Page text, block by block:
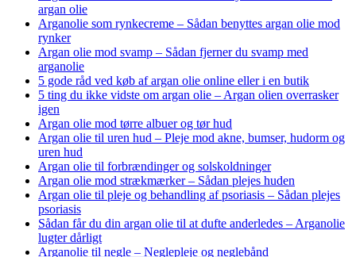
argan olie
Arganolie som rynkecreme – Sådan benyttes argan olie mod
rynker
Argan olie mod svamp – Sådan fjerner du svamp med
arganolie
5 gode råd ved køb af argan olie online eller i en butik
5 ting du ikke vidste om argan olie – Argan olien overrasker
igen
Argan olie mod tørre albuer og tør hud
Argan olie til uren hud – Pleje mod akne, bumser, hudorm og
uren hud
Argan olie til forbrændinger og solskoldninger
Argan olie mod strækmærker – Sådan plejes huden
Argan olie til pleje og behandling af psoriasis – Sådan plejes
psoriasis
Sådan får du din argan olie til at dufte anderledes – Arganolie
lugter dårligt
Arganolie til negle – Neglepleje og neglebånd